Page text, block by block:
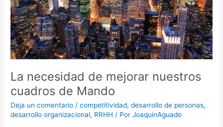
La necesidad de mejorar nuestros
cuadros de Mando
Deja un comentario /competitividad,desarrollo de personas,
desarrollo organizacional, RRHH / PorJoaquinAguado
Mando